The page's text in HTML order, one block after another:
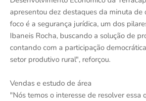
apresentou dez destaques da minuta de
foco é a segurança jurídica, um dos
Ibaneis Rocha, buscando a solução de
contando com a participação
setor produtivo rural", reforçou.
Vendas e estudo de área
"Nós temos o interesse de resolver essa